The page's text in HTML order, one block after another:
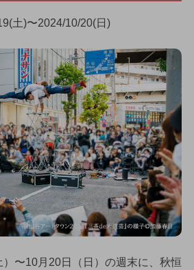
土)〜2024/10/20(日)
〜10月20日（日）の週末に、秋恒